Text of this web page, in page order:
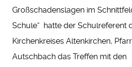
Großschadenslagen im
Schule“ hatte der Schulreferent
Kirchenkreises Altenkirchen,
Autschbach das Treffen mit den